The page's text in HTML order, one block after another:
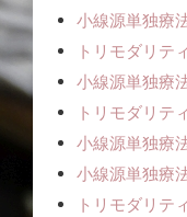
小線源単独
トリモダリ
小線源単独
トリモダリテ
小線源単独
小線源単独
トリモダリ